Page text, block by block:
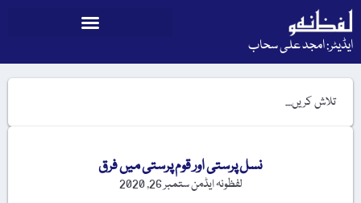
ایڈیٹر: امجد علی سحاب
نسل پرستی اور قوم پرستی میں فرق
لفظونہ ایڈمنستمبر 26, 2020